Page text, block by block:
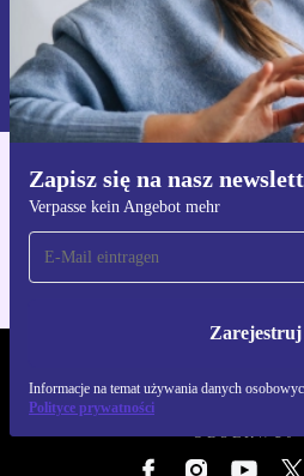
Zapisz się na nasz
Verpasse kein Angebot mehr
Zarejestruj
Informacje na temat używania danych
Polityce prywatności
Zarejestruj
Informacje na temat używania danych
naszej
Polityce prywatności
Pobierz
Dla iOS i
OBSERWUJ